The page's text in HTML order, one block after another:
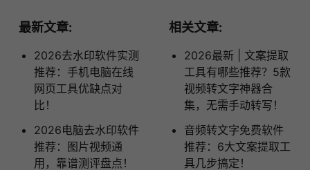
最新文章:
2026去水印软件实测
推荐：手机电脑在线
网页工具优缺点对
比！
2026电脑去水印软件
推荐：图片视频通
用，靠谱测评盘点！
相关文章:
2026最新 | 文案提取
工具有哪些推荐？5款
视频转文字神器合
集，无需手动转写！
音频转文字免费软件
推荐：6大文案提取工
具几步搞定！